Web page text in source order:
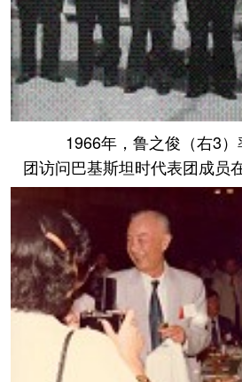
1966年，鲁之俊（右3）
团访问巴基斯坦时代表团成员